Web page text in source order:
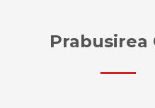
Prabusirea